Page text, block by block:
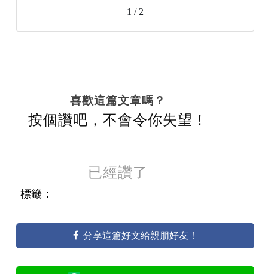
1 / 2
喜歡這篇文章嗎？
按個讚吧，不會令你失望！
已經讚了
標籤：
分享這篇好文給親朋好友！